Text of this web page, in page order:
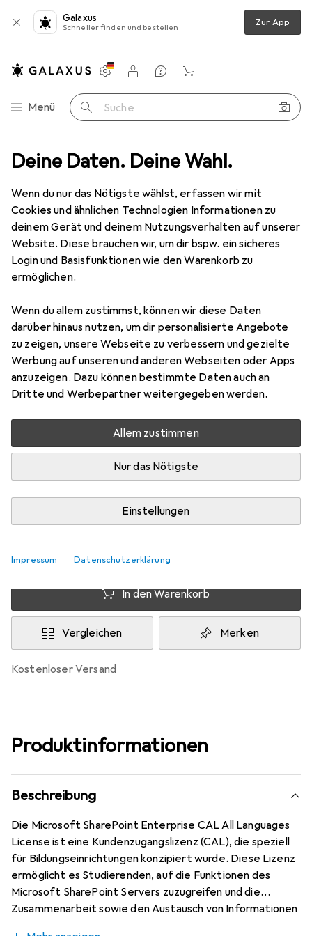
Deine Daten. Deine Wahl.
Wenn du nur das Nötigste wählst, erfassen wir mit
Cookies und ähnlichen Technologien Informationen zu
deinem Gerät und deinem Nutzungsverhalten auf unserer
Website. Diese brauchen wir, um dir bspw. ein sicheres
Login und Basisfunktionen wie den Warenkorb zu
ermöglichen.
Wenn du allem zustimmst, können wir diese Daten
darüber hinaus nutzen, um dir personalisierte Angebote
zu zeigen, unsere Webseite zu verbessern und gezielte
Werbung auf unseren und anderen Webseiten oder Apps
anzuzeigen. Dazu können bestimmte Daten auch an
Dritte und Werbepartner weitergegeben werden.
Allem zustimmen
Nur das Nötigste
Einstellungen
Impressum Datenschutzerklärung
Galaxus
Schneller finden und bestellen Zur App
Navigation nach Kategorien
Menü Suche
Einstellungen
Kundenkonto
Vergleichslisten
Merklisten
Warenkorb
CAL All Lng Lic/SA Pack Academic 1 License Student User CAL 1...
Microsoft MS OVS-NL EDU
SharePoint Enterprise CAL All Lng
Lic/SA Pack Academic 1 License
Student User CAL 1...
1 User, 12 Monate
Preis in EUR inkl. MwSt.
EUR
32,17
Mehr von Microsoft
Zwischen Mo, 17.8. und Di, 18.8. geliefert
Lieferort angeben für genaue Lieferzeit
elnaviDE
In den Warenkorb
Vergleichen Merken
kostenloser Versand
Produktinformationen
Beschreibung
Die Microsoft SharePoint Enterprise CAL All Languages
License ist eine Kundenzugangslizenz (CAL), die speziell
für Bildungseinrichtungen konzipiert wurde. Diese Lizenz
ermöglicht es Studierenden, auf die Funktionen des
Microsoft SharePoint Servers zuzugreifen und die
Zusammenarbeit sowie den Austausch von Informationen